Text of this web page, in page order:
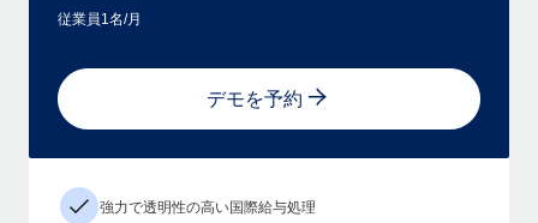
従業員1名/月
デモを予約
強力で透明性の高い国際給与処理